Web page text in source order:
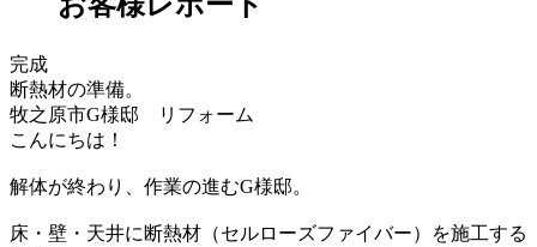
完成
断熱材の準備。
牧之原市G様邸 リフォーム
こんにちは！
解体が終わり、作業の進むG様邸。
床・壁・天井に断熱材（セルローズファイバー）を施工する